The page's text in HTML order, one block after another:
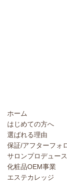
ホーム
はじめての方へ
選ばれる理由
保証/アフターフォ
サロンプロデュース
化粧品OEM事業
エステカレッジ